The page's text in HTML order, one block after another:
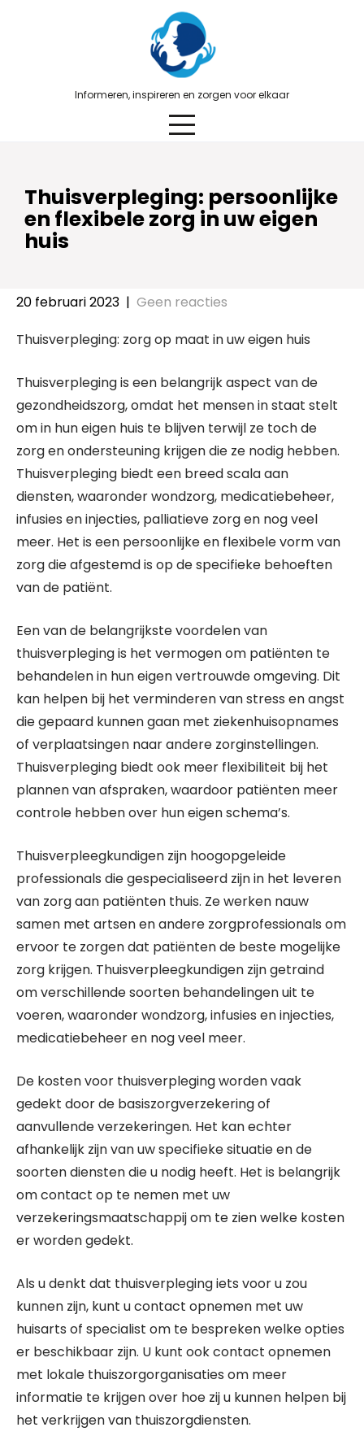
Informeren, inspireren en zorgen voor elkaar
Thuisverpleging: persoonlijke
en flexibele zorg in uw eigen
huis
20 februari 2023 | Geen reacties
Thuisverpleging: zorg op maat in uw eigen huis
Thuisverpleging is een belangrijk aspect van de
gezondheidszorg, omdat het mensen in staat stelt
om in hun eigen huis te blijven terwijl ze toch de
zorg en ondersteuning krijgen die ze nodig hebben.
Thuisverpleging biedt een breed scala aan
diensten, waaronder wondzorg, medicatiebeheer,
infusies en injecties, palliatieve zorg en nog veel
meer. Het is een persoonlijke en flexibele vorm van
zorg die afgestemd is op de specifieke behoeften
van de patiënt.
Een van de belangrijkste voordelen van
thuisverpleging is het vermogen om patiënten te
behandelen in hun eigen vertrouwde omgeving. Dit
kan helpen bij het verminderen van stress en angst
die gepaard kunnen gaan met ziekenhuisopnames
of verplaatsingen naar andere zorginstellingen.
Thuisverpleging biedt ook meer flexibiliteit bij het
plannen van afspraken, waardoor patiënten meer
controle hebben over hun eigen schema’s.
Thuisverpleegkundigen zijn hoogopgeleide
professionals die gespecialiseerd zijn in het leveren
van zorg aan patiënten thuis. Ze werken nauw
samen met artsen en andere zorgprofessionals om
ervoor te zorgen dat patiënten de beste mogelijke
zorg krijgen. Thuisverpleegkundigen zijn getraind
om verschillende soorten behandelingen uit te
voeren, waaronder wondzorg, infusies en injecties,
medicatiebeheer en nog veel meer.
De kosten voor thuisverpleging worden vaak
gedekt door de basiszorgverzekering of
aanvullende verzekeringen. Het kan echter
afhankelijk zijn van uw specifieke situatie en de
soorten diensten die u nodig heeft. Het is belangrijk
om contact op te nemen met uw
verzekeringsmaatschappij om te zien welke kosten
er worden gedekt.
Als u denkt dat thuisverpleging iets voor u zou
kunnen zijn, kunt u contact opnemen met uw
huisarts of specialist om te bespreken welke opties
er beschikbaar zijn. U kunt ook contact opnemen
met lokale thuiszorgorganisaties om meer
informatie te krijgen over hoe zij u kunnen helpen bij
het verkrijgen van thuiszorgdiensten.